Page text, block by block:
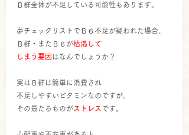
Ｂ群全体が不足している可能性もあります。
夢チェックリストでＢ６不足が疑われた場合、
Ｂ群・またＢ６が枯渇して
しまう要因 はなんでしょうか？
実はＢ群は簡単に消費され
不足しやすいビタミンなのですが、
その最たるものがストレス です。